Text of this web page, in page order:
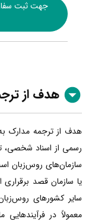
جهت ثبت
هدف از
هدف از ترجمه مدارک
رسمی از اسناد شخصی،
سازمان‌های روس‌زبان
یا سازمان قصد برقراری
سایر کشورهای
معمولاً در